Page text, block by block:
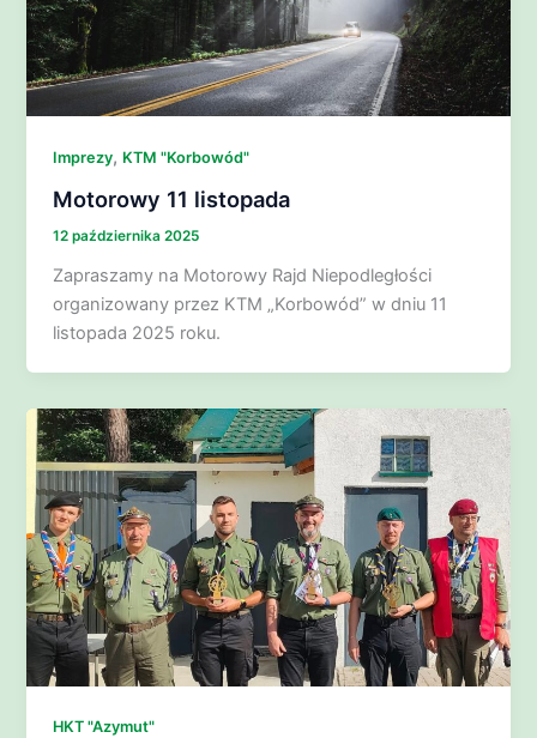
Imprezy, KTM "Korbowód"
Motorowy 11 listopada
12 października 2025
Zapraszamy na Motorowy Rajd Niepodległości
organizowany przez KTM „Korbowód” w dniu 11
listopada 2025 roku.
HKT "Azymut"